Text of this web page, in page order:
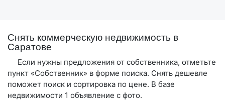
Снять коммерческую недвижимость в
Саратове
Если нужны предложения от собственника, отметьте
пункт «Собственник» в форме поиска. Снять дешевле
поможет поиск и сортировка по цене. В базе
недвижимости 1 объявление с фото.